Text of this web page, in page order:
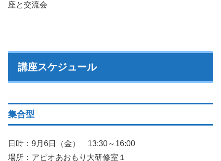
座と交流会
講座スケジュール
集合型
日時：9月6日（金） 13:30～16:00
場所：アピオあおもり大研修室１